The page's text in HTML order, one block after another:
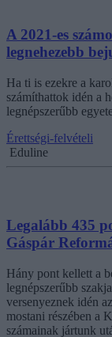
A 2021-es
legnehezebb
Ha ti is ezekre a
számíthattok idén a
legnépszerűbb
Érettségi-felvételi
Eduline
Legalább 435
Gáspár
Hány pont kellett a
legnépszerűbb
versenyeznek idén
mostani részében a
számainak jártunk